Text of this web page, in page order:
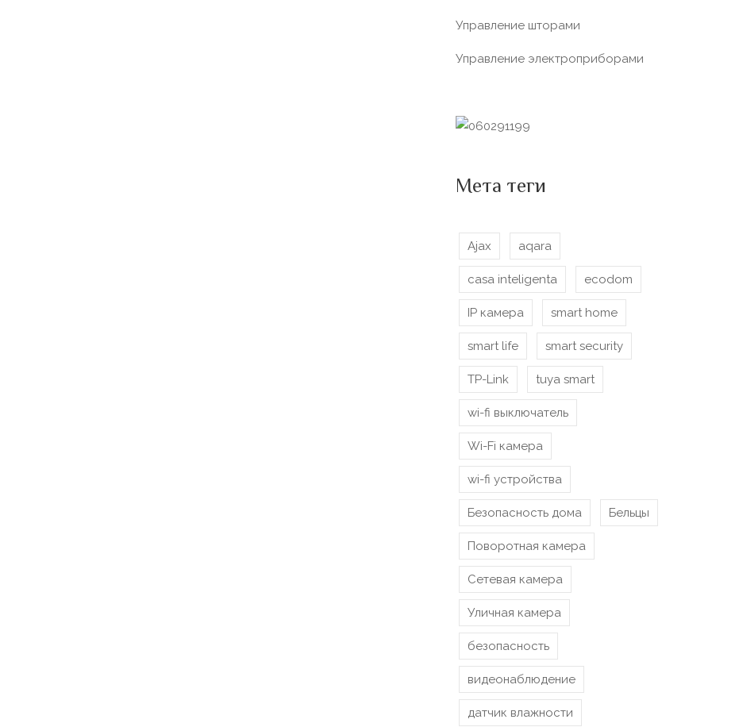
Управление шторами
Управление электроприборами
Мета теги
Ajax aqara
casa inteligenta ecodom
IP камера smart home
smart life smart security
TP-Link tuya smart
wi-fi выключатель
Wi-Fi камера
wi-fi устройства
Безопасность дома Бельцы
Поворотная камера
Сетевая камера
Уличная камера
безопасность
видеонаблюдение
датчик влажности